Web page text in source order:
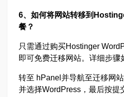
6、如何将网站转移到
餐？
只需通过购买Hostinger
即可免费迁移网站。详细步骤
转至 hPanel并导航至迁移网
并选择WordPress，最后按提